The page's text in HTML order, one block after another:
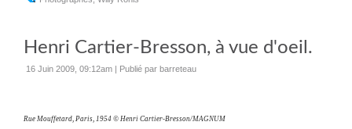
Henri Cartier-Bresson, à vue d'oeil.
16 Juin 2009, 09:12am Publié par barreteau
Rue Mouffetard, Paris, 1954 © Henri Cartier-Bresson/MAGNUM